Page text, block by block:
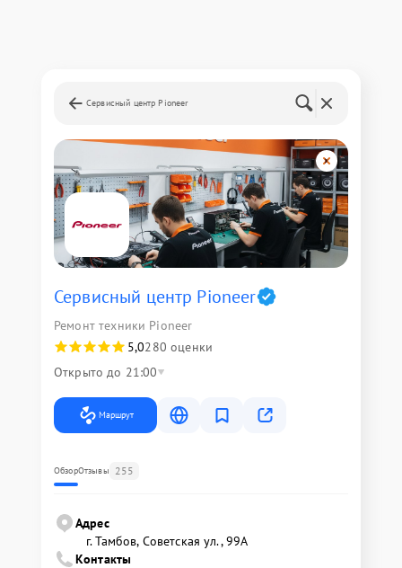
Сервисный центр Pioneer
Сервисный центр Pioneer
Ремонт техники Pioneer
5,0280 оценки
Открыто до 21:00
Маршрут
ОбзорОтзывы 255
Адрес
г. Тамбов, Советская ул., 99А
Контакты